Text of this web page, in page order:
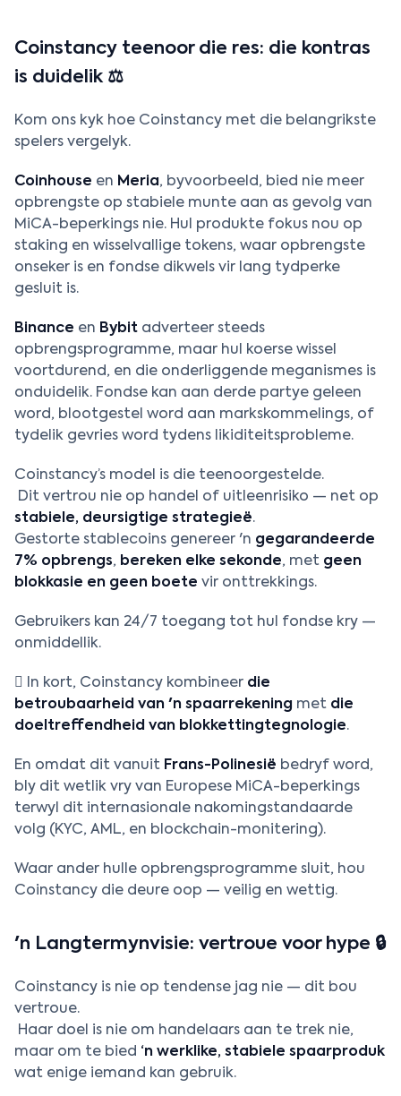
Coinstancy teenoor die res: die kontras
is duidelik ⚖️
Kom ons kyk hoe Coinstancy met die belangrikste
spelers vergelyk.
Coinhouse en Meria, byvoorbeeld, bied nie meer
opbrengste op stabiele munte aan as gevolg van
MiCA-beperkings nie. Hul produkte fokus nou op
staking en wisselvallige tokens, waar opbrengste
onseker is en fondse dikwels vir lang tydperke
gesluit is.
Binance en Bybit adverteer steeds
opbrengsprogramme, maar hul koerse wissel
voortdurend, en die onderliggende meganismes is
onduidelik. Fondse kan aan derde partye geleen
word, blootgestel word aan markskommelings, of
tydelik gevries word tydens likiditeitsprobleme.
Coinstancy’s model is die teenoorgestelde.
Dit vertrou nie op handel of uitleenrisiko — net op
stabiele, deursigtige strategieë.
Gestorte stablecoins genereer 'n gegarandeerde
7% opbrengs, bereken elke sekonde, met geen
blokkasie en geen boete vir onttrekkings.
Gebruikers kan 24/7 toegang tot hul fondse kry —
onmiddellik.
 In kort, Coinstancy kombineer die
betroubaarheid van 'n spaarrekening met die
doeltreffendheid van blokkettingtegnologie.
En omdat dit vanuit Frans-Polinesië bedryf word,
bly dit wetlik vry van Europese MiCA-beperkings
terwyl dit internasionale nakomingstandaarde
volg (KYC, AML, en blockchain-monitering).
Waar ander hulle opbrengsprogramme sluit, hou
Coinstancy die deure oop — veilig en wettig.
'n Langtermynvisie: vertroue voor hype 🔒
Coinstancy is nie op tendense jag nie — dit bou
vertroue.
Haar doel is nie om handelaars aan te trek nie,
maar om te bied ‘n werklike, stabiele spaarproduk
wat enige iemand kan gebruik.